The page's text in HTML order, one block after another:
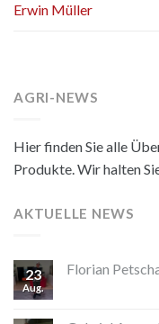
Erwin Müller
AGRI-NEWS
Hier finden Sie alle
Produkte. Wir halten
AKTUELLE NEWS
23
Aug.
Florian